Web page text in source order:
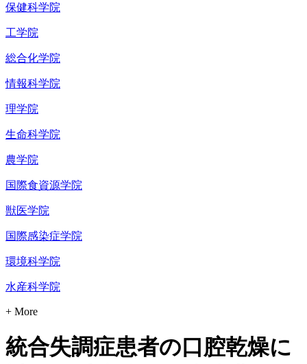
保健科学院
工学院
総合化学院
情報科学院
理学院
生命科学院
農学院
国際食資源学院
獣医学院
国際感染症学院
環境科学院
水産科学院
+ More
統合失調症患者の口腔乾燥に